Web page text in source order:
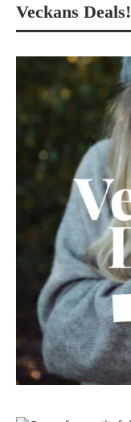
Veckans Deals!